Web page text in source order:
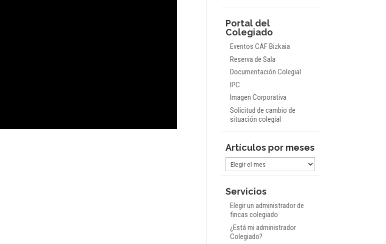
Portal del
Colegiado
Eventos CAF Bizkaia
Reserva de Sala
Documentación Colegial
IPC
Imagen Corporativa
Solicitud de cambio de
situación colegial
Artículos por meses
Artículos
meses
Servicios
Elegir un administrador de
fincas colegiado
¿Está mi administrador
Colegiado?